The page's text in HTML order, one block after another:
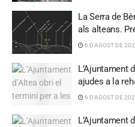
La Serra de
als alteans.
6 D'AGOST DE
L’Ajuntament
ajudes a la
6 D'AGOST DE
L’Ajuntament